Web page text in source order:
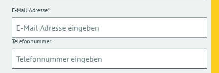
E-Mail Adresse*
Telefonnummer